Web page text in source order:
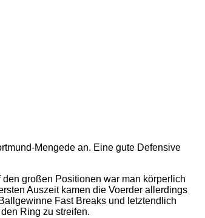
Mengede an. Eine gute Defensive
großen Positionen war man körperlich
Auszeit kamen die Voerder allerdings
Fast Breaks und letztendlich
Ring zu streifen.